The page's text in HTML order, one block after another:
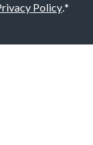
Policy.*